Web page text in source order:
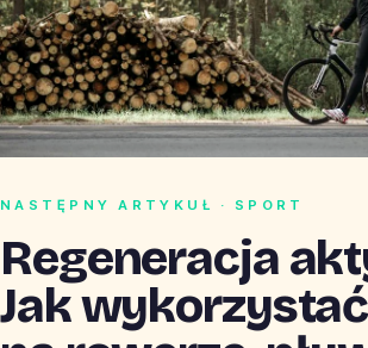
NASTĘPNY ARTYKUŁ · SPORT
Regeneracja
Jak